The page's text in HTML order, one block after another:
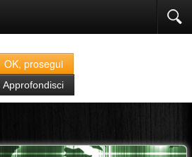
come "strettamente necessari" alla navigazione.
OK, prosegui
Approfondisci